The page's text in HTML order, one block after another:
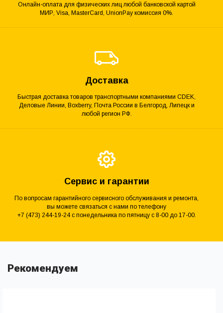
Онлайн-оплата для физических лиц любой банковской картой
МИР, Visa, MasterCard, UnionPay комиссия 0%.
Доставка
Быстрая доставка товаров транспортными компаниями CDEK,
Деловые Линии, Boxberry, Почта России в Белгород, Липецк и
любой регион РФ.
Сервис и гарантии
По вопросам гарантийного сервисного обслуживания и ремонта,
вы можете связаться с нами по телефону
+7 (473) 244-19-24 с понедельника по пятницу с 8-00 до 17-00.
Рекомендуем